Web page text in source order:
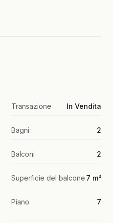
Transazione In Vendita
Bagni: 2
Balconi 2
Superficie del balcone 7 m²
Piano 7